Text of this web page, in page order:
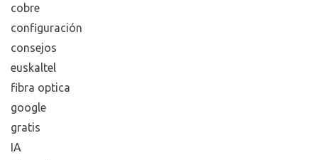
cobre
configuración
consejos
euskaltel
fibra optica
google
gratis
IA